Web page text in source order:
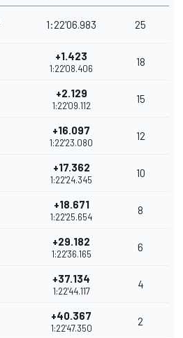
1:22'06.983 25
+1.423
1:22'08.406
18
+2.129
1:22'09.112
15
+16.097
1:22'23.080
12
+17.362
1:22'24.345
10
+18.671
1:22'25.654
8
+29.182
1:22'36.165
6
+37.134
1:22'44.117
4
+40.367
1:22'47.350
2